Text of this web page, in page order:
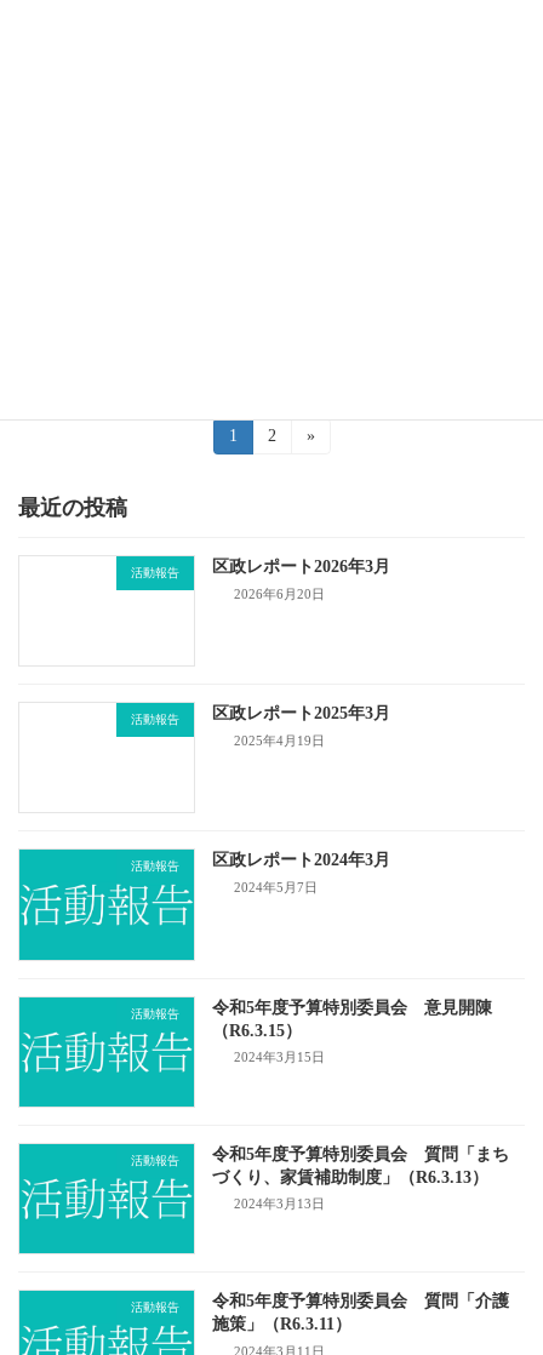
の
ペ
固
定
1
固
2 »
最近の投稿
活動報告 区政レポート2026年3月
2026年6月20日
活動報告 区政レポート2025年3月
2025年4月19日
活動報告 区政レポート2024年3月
2024年5月7日
活動報告
令和5年度予算特別委員会 意見開陳
（R6.3.15）
2024年3月15日
活動報告
令和5年度予算特別委員会 質問「まち
づくり、家賃補助制度」（R6.3.13）
2024年3月13日
活動報告
令和5年度予算特別委員会 質問「介護
施策」（R6.3.11）
2024年3月11日